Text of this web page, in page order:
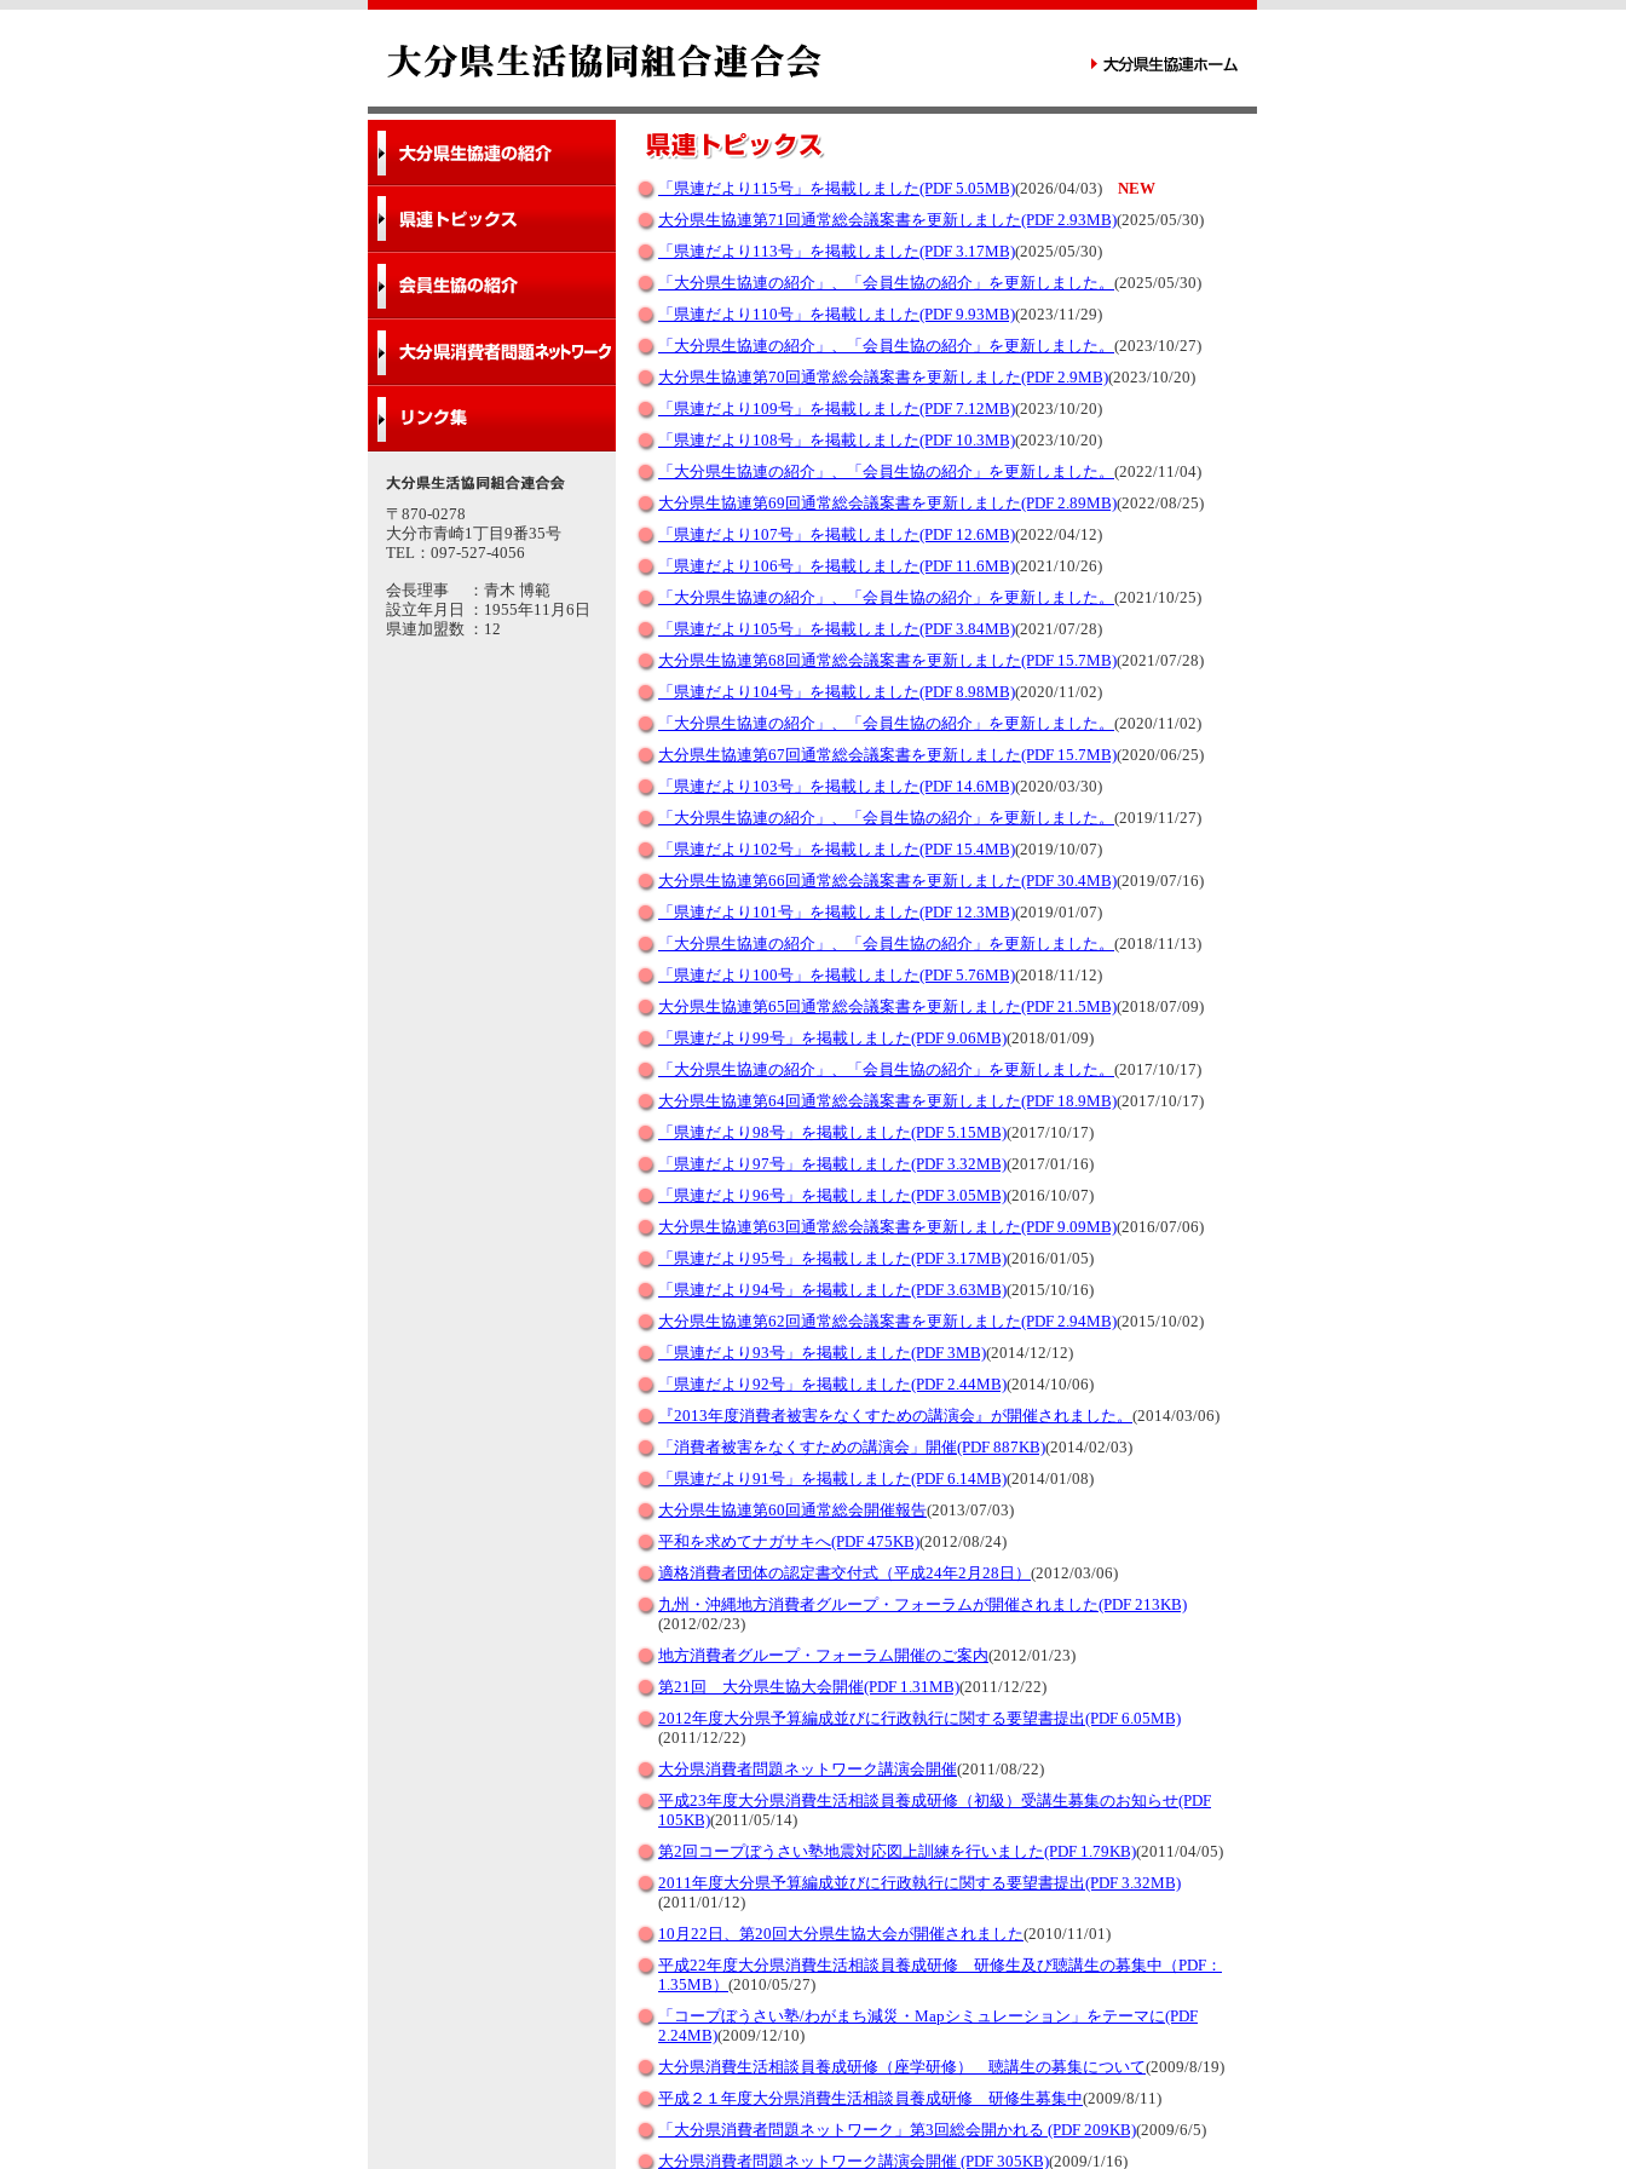
〒870-0278
大分市青崎1丁目9番35号
TEL：097-527-4056
会長理事 ： 青木 博範
設立年月日
： 1955年11月6日
県連加盟数 ： 12
「県連だより115号」を掲載しました(PDF 5.05MB)(2026/04/03) NEW
大分県生協連第71回通常総会議案書を更新しました(PDF 2.93MB)(2025/05/30)
「県連だより113号」を掲載しました(PDF 3.17MB)(2025/05/30)
「大分県生協連の紹介」、「会員生協の紹介」を更新しました。 (2025/05/30)
「県連だより110号」を掲載しました(PDF 9.93MB)(2023/11/29)
「大分県生協連の紹介」、「会員生協の紹介」を更新しました。 (2023/10/27)
大分県生協連第70回通常総会議案書を更新しました(PDF 2.9MB)(2023/10/20)
「県連だより109号」を掲載しました(PDF 7.12MB)(2023/10/20)
「県連だより108号」を掲載しました(PDF 10.3MB)(2023/10/20)
「大分県生協連の紹介」、「会員生協の紹介」を更新しました。 (2022/11/04)
大分県生協連第69回通常総会議案書を更新しました(PDF 2.89MB)(2022/08/25)
「県連だより107号」を掲載しました(PDF 12.6MB)(2022/04/12)
「県連だより106号」を掲載しました(PDF 11.6MB)(2021/10/26)
「大分県生協連の紹介」、「会員生協の紹介」を更新しました。 (2021/10/25)
「県連だより105号」を掲載しました(PDF 3.84MB)(2021/07/28)
大分県生協連第68回通常総会議案書を更新しました(PDF 15.7MB)(2021/07/28)
「県連だより104号」を掲載しました(PDF 8.98MB)(2020/11/02)
「大分県生協連の紹介」、「会員生協の紹介」を更新しました。 (2020/11/02)
大分県生協連第67回通常総会議案書を更新しました(PDF 15.7MB)(2020/06/25)
「県連だより103号」を掲載しました(PDF 14.6MB)(2020/03/30)
「大分県生協連の紹介」、「会員生協の紹介」を更新しました。 (2019/11/27)
「県連だより102号」を掲載しました(PDF 15.4MB)(2019/10/07)
大分県生協連第66回通常総会議案書を更新しました(PDF 30.4MB)(2019/07/16)
「県連だより101号」を掲載しました(PDF 12.3MB)(2019/01/07)
「大分県生協連の紹介」、「会員生協の紹介」を更新しました。 (2018/11/13)
「県連だより100号」を掲載しました(PDF 5.76MB)(2018/11/12)
大分県生協連第65回通常総会議案書を更新しました(PDF 21.5MB)(2018/07/09)
「県連だより99号」を掲載しました(PDF 9.06MB)(2018/01/09)
「大分県生協連の紹介」、「会員生協の紹介」を更新しました。 (2017/10/17)
大分県生協連第64回通常総会議案書を更新しました(PDF 18.9MB)(2017/10/17)
「県連だより98号」を掲載しました(PDF 5.15MB)(2017/10/17)
「県連だより97号」を掲載しました(PDF 3.32MB)(2017/01/16)
「県連だより96号」を掲載しました(PDF 3.05MB)(2016/10/07)
大分県生協連第63回通常総会議案書を更新しました(PDF 9.09MB)(2016/07/06)
「県連だより95号」を掲載しました(PDF 3.17MB)(2016/01/05)
「県連だより94号」を掲載しました(PDF 3.63MB)(2015/10/16)
大分県生協連第62回通常総会議案書を更新しました(PDF 2.94MB)(2015/10/02)
「県連だより93号」を掲載しました(PDF 3MB)(2014/12/12)
「県連だより92号」を掲載しました(PDF 2.44MB)(2014/10/06)
『2013年度消費者被害をなくすための講演会』が開催されました。 (2014/03/06)
「消費者被害をなくすための講演会」開催(PDF 887KB)(2014/02/03)
「県連だより91号」を掲載しました(PDF 6.14MB)(2014/01/08)
大分県生協連第60回通常総会開催報告(2013/07/03)
平和を求めてナガサキへ(PDF 475KB)(2012/08/24)
適格消費者団体の認定書交付式（平成24年2月28日） (2012/03/06)
九州・沖縄地方消費者グループ・フォーラムが開催されました(PDF 213KB)
(2012/02/23)
地方消費者グループ・フォーラム開催のご案内(2012/01/23)
第21回 大分県生協大会開催(PDF 1.31MB)(2011/12/22)
2012年度大分県予算編成並びに行政執行に関する要望書提出(PDF 6.05MB)
(2011/12/22)
大分県消費者問題ネットワーク講演会開催(2011/08/22)
平成23年度大分県消費生活相談員養成研修（初級）受講生募集のお知らせ(PDF
105KB)(2011/05/14)
第2回コープぼうさい塾地震対応図上訓練を行いました(PDF 1.79KB)(2011/04/05)
2011年度大分県予算編成並びに行政執行に関する要望書提出(PDF 3.32MB)
(2011/01/12)
10月22日、第20回大分県生協大会が開催されました(2010/11/01)
平成22年度大分県消費生活相談員養成研修 研修生及び聴講生の募集中（PDF：
1.35MB） (2010/05/27)
「コープぼうさい塾/わがまち減災・Mapシミュレーション」をテーマに(PDF
2.24MB)(2009/12/10)
大分県消費生活相談員養成研修（座学研修） 聴講生の募集について(2009/8/19)
平成２１年度大分県消費生活相談員養成研修 研修生募集中(2009/8/11)
「大分県消費者問題ネットワーク」第3回総会開かれる (PDF 209KB)(2009/6/5)
大分県消費者問題ネットワーク講演会開催 (PDF 305KB)(2009/1/16)